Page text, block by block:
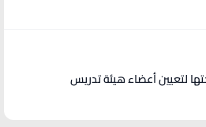
لتعيين أعضاء هيئة تدريس